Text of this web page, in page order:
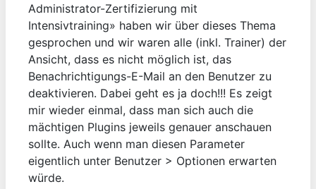
Administrator-Zertifizierung mit
Intensivtraining» haben wir über dieses Thema
gesprochen und wir waren alle (inkl. Trainer) der
Ansicht, dass es nicht möglich ist, das
Benachrichtigungs-E-Mail an den Benutzer zu
deaktivieren. Dabei geht es ja doch!!! Es zeigt
mir wieder einmal, dass man sich auch die
mächtigen Plugins jeweils genauer anschauen
sollte. Auch wenn man diesen Parameter
eigentlich unter Benutzer > Optionen erwarten
würde.